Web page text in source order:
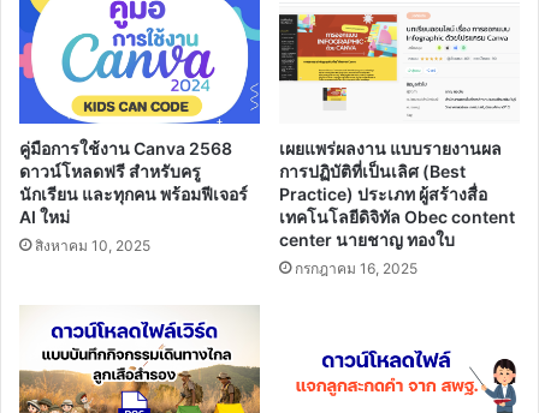
สอน) (กรณี
ปกติ)
ประจำ
๒๕๖๖
เครดิต
ไฟล์
นาย
ประวิทย์
พันธ์
โรงเรียน
อนุบาล
วัด
คู่มือการใช้งาน Canva 2568
ดาวน์โหลดฟรี สำหรับครู
นักเรียน และทุกคน พร้อมฟีเจอร์
AI ใหม่
สิงหาคม 10, 2025
เผยแพร่ผลงาน แบบรายงานผล
การปฏิบัติที่เป็นเลิศ (Best
Practice) ประเภท ผู้สร้างสื่อ
เทคโนโลยีดิจิทัล Obec content
center นายชาญ ทองใบ
กรกฎาคม 16, 2025